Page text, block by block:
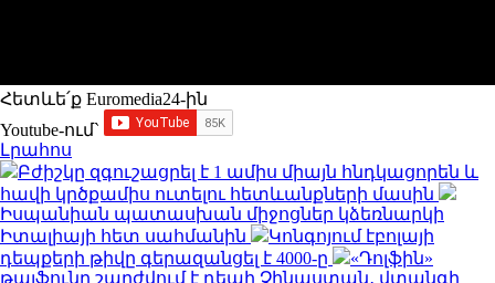
Հետևե՛ք Euromedia24-ին
Youtube-ում`
Լրահոս
Բժիշկը զգուշացրել է 1 ամիս միայն հնդկացորեն և
հավի կրծքամիս ուտելու հետևանքների մասին
Իսպանիան պատասխան միջոցներ կձեռնարկի
Իտալիայի հետ սահմանին
Կոնգոյում էբոլայի
դեպքերի թիվը գերազանցել է 4000-ը
«Դոլֆին»
թայֆունը շարժվում է դեպի Չինաստան․ վտանգի